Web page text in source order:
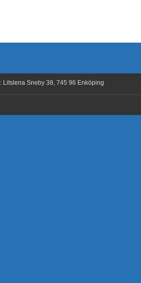
: Litslena Sneby 38, 745 96 Enköping